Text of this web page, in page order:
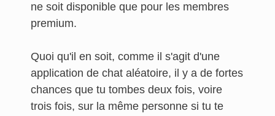
ne soit disponible que pour les membres
premium.
Quoi qu'il en soit, comme il s'agit d'une
application de chat aléatoire, il y a de fortes
chances que tu tombes deux fois, voire
trois fois, sur la même personne si tu te